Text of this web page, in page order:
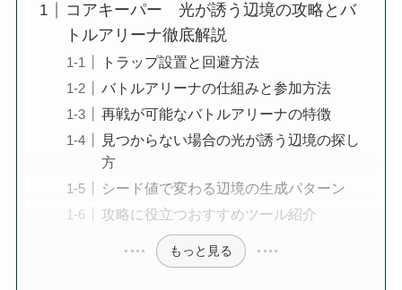
コアキーパー 光が誘う辺境の攻略とバ
トルアリーナ徹底解説
トラップ設置と回避方法
バトルアリーナの仕組みと参加方法
再戦が可能なバトルアリーナの特徴
見つからない場合の光が誘う辺境の探し
方
シード値で変わる辺境の生成パターン
攻略に役立つおすすめツール紹介
もっと見る